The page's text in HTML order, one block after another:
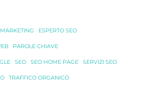
ESPERTO SEO
PAROLE CHIAVE
SEO SEO HOME PAGE SERVIZI SEO
TRAFFICO ORGANICO